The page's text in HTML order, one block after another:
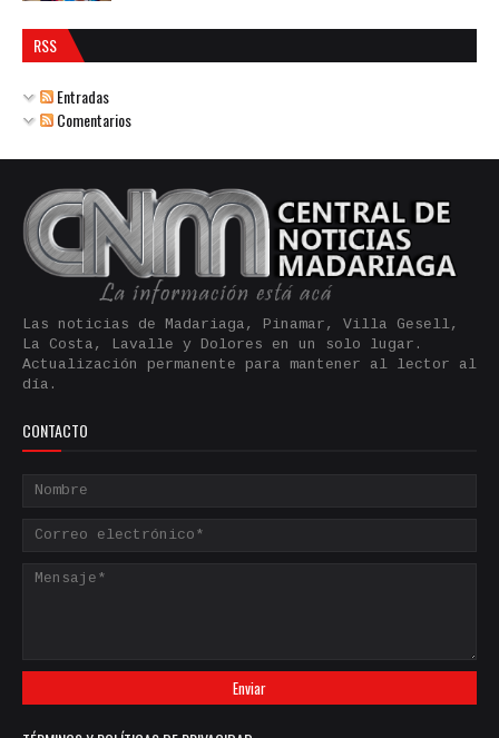
RSS
Entradas
Comentarios
Las noticias de Madariaga, Pinamar, Villa Gesell,
La Costa, Lavalle y Dolores en un solo lugar.
Actualización permanente para mantener al lector al
día.
CONTACTO